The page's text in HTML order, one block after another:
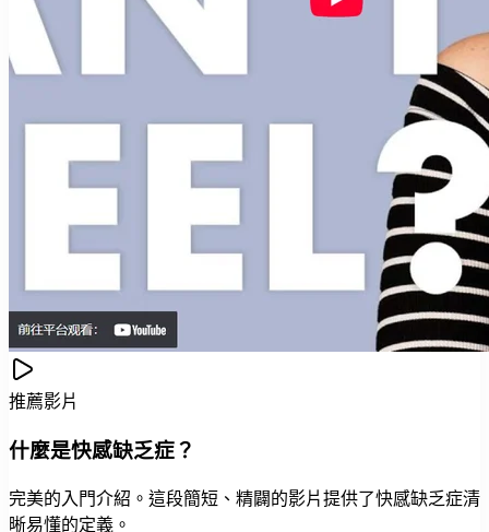
推薦影片
什麼是快感缺乏症？
完美的入門介紹。這段簡短、精闢的影片提供了快感缺乏症清
晰易懂的定義。